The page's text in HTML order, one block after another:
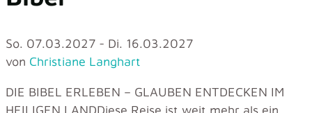
So. 07.03.2027 - Di. 16.03.2027
von Christiane Langhart
DIE BIBEL ERLEBEN – GLAUBEN ENTDECKEN IM
HEILIGEN LANDDiese Reise ist weit mehr als ein